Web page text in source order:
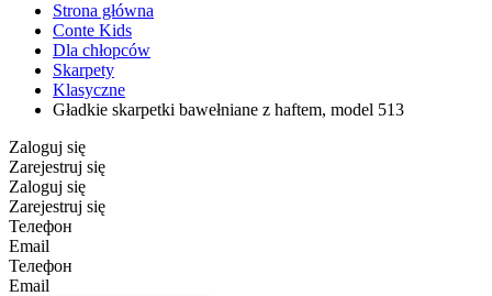
Strona główna
Conte Kids
Dla chłopców
Skarpety
Klasyczne
Gładkie skarpetki bawełniane z haftem, model 513
Zaloguj się
Zarejestruj się
Zaloguj się
Zarejestruj się
Телефон
Email
Телефон
Email